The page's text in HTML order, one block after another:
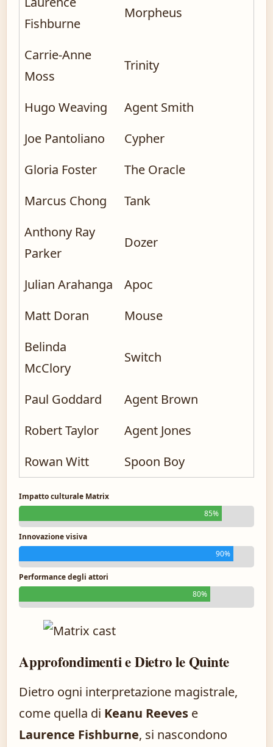
Fishburne
Morpheus
Carrie-Anne
Moss
Trinity
Hugo Weaving
Agent Smith
Joe Pantoliano
Cypher
Gloria Foster
The Oracle
Marcus Chong
Tank
Anthony Ray
Parker
Dozer
Julian Arahanga
Apoc
Matt Doran
Mouse
Belinda
McClory
Switch
Paul Goddard
Agent Brown
Robert Taylor
Agent Jones
Rowan Witt
Spoon Boy
Impatto culturale Matrix
85%
Innovazione visiva
90%
Performance degli attori
80%
Approfondimenti e Dietro le Quinte
Dietro ogni interpretazione magistrale,
come quella di Keanu Reeves e
Laurence Fishburne, si nascondono